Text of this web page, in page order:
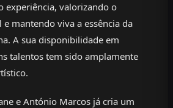
experiência, valorizando o
mantendo viva a essência da
A sua disponibilidade em
talentos tem sido amplamente
e António Marcos já cria um